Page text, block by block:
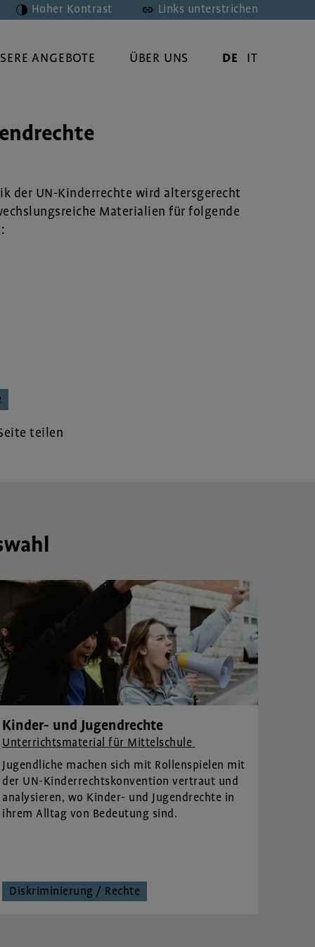
Hoher Kontrast Links unterstrichen
ANGEBOTE ÜBER UNS DE IT
der UN-Kinderrechte wird altersgerecht
Materialien für folgende
teilen
Kinder- und Jugendrechte
Unterrichtsmaterial für Mittelschule
Jugendliche machen sich mit Rollenspielen mit
der UN-Kinderrechtskonvention vertraut und
analysieren, wo Kinder- und Jugendrechte in
ihrem Alltag von Bedeutung sind.
Diskriminierung / Rechte